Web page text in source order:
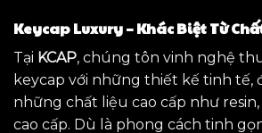
Keycap Luxury – Khác Biệt Từ
Tại KCAP, chúng tôn vinh nghệ
keycap với những thiết kế tinh tế,
những chất liệu cao cấp như resin,
cao cấp. Dù là phong cách tinh